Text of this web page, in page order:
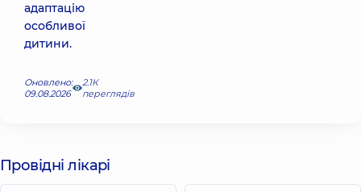
адаптацію
особливої
дитини.
Оновлено:
09.08.2026
2.1К
переглядів
Провідні лікарі